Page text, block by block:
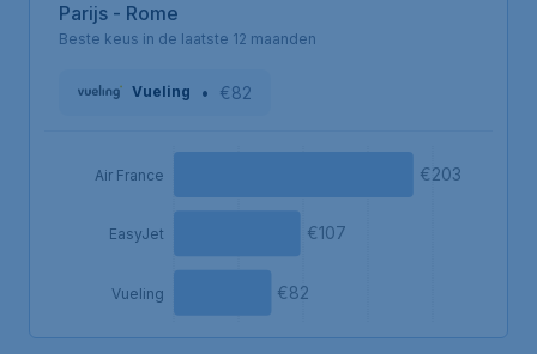
Parijs - Rome
Beste keus in de laatste 12 maanden
Vueling • €82
Air France
EasyJet
Vueling
€203
€107
€82